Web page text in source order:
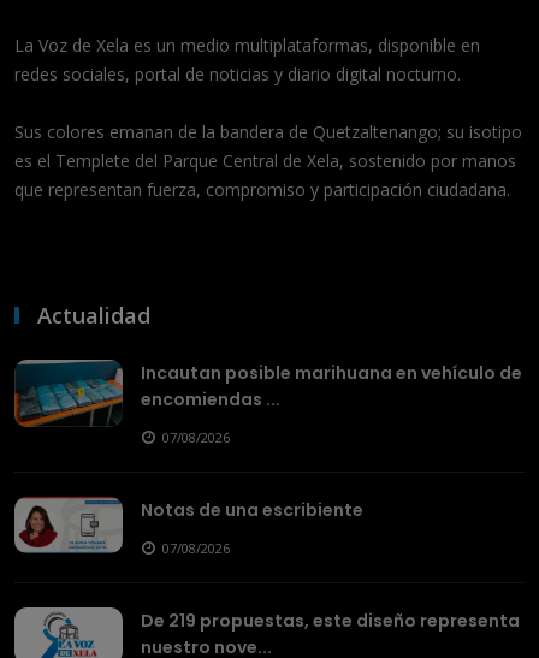
La Voz de Xela es un medio multiplataformas, disponible en
redes sociales, portal de noticias y diario digital nocturno.
Sus colores emanan de la bandera de Quetzaltenango; su isotipo
es el Templete del Parque Central de Xela, sostenido por manos
que representan fuerza, compromiso y participación ciudadana.
Actualidad
Incautan posible marihuana en vehículo de
encomiendas ...
07/08/2026
Notas de una escribiente
07/08/2026
De 219 propuestas, este diseño representa
nuestro nove...